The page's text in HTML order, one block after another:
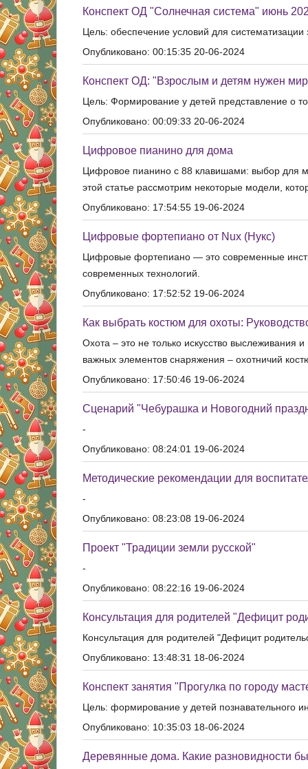
Конспект ОД "Солнечная система" июнь
Цель: обеспечение условий для
Опубликовано: 00:15:35 20-06-2024
Конспект ОД: "Взрослым и детям нужен
Цель: Формирование у детей представление о
Опубликовано: 00:09:33 20-06-2024
Цифровое пианино для дома
Цифровое пианино с 88 клавишами: выбор для
этой статье рассмотрим некоторые модели,
Опубликовано: 17:54:55 19-06-2024
Цифровые фортепиано от Nux (Нукс)
Цифровые фортепиано — это современные
современных технологий.
Опубликовано: 17:52:52 19-06-2024
Как выбрать костюм для охоты:
Охота – это не только искусство выслеживания
важных элементов снаряжения – охотничий
Опубликовано: 17:50:46 19-06-2024
Сценарий "Чебурашка и Новогодний
-
Опубликовано: 08:24:01 19-06-2024
Методические рекомендации для
-
Опубликовано: 08:23:08 19-06-2024
Проект "Традиции земли русской"
-
Опубликовано: 08:22:16 19-06-2024
Консультация для родителей "Дефицит
Консультация для родителей "Дефицит
Опубликовано: 13:48:31 18-06-2024
Конспект занятия "Прогулка по городу
Цель: формирование у детей познавательного
Опубликовано: 10:35:03 18-06-2024
Деревянные дома. Какие разновидности